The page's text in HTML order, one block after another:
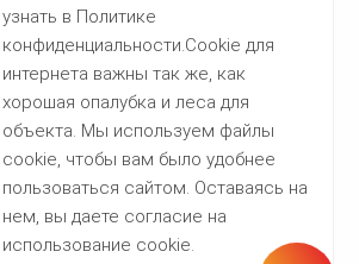
нами
узнать в Политике
конфиденциальности.Cookie для
интернета важны так же, как
хорошая опалубка и леса для
объекта. Мы используем файлы
cookie, чтобы вам было удобнее
пользоваться сайтом. Оставаясь на
нем, вы даете согласие на
использование cookie.